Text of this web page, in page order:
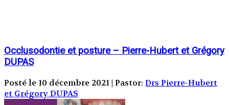
Occlusodontie et posture – Pierre-Hubert et Grégory
DUPAS
Posté le 10 décembre 2021 | Pastor: Drs Pierre-Hubert
et Grégory DUPAS